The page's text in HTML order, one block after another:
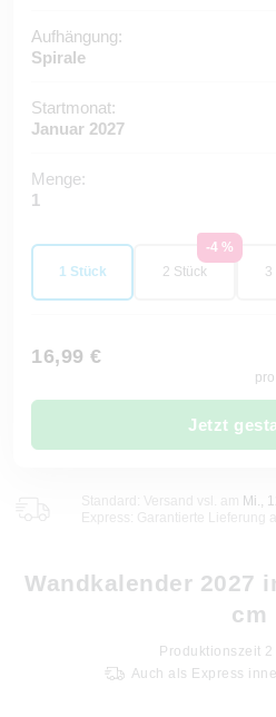
Aufhängung:
Spirale
Startmonat:
Januar 2027
Menge:
1
1 Stück
-4 %
2 Stück
3
16,99 €
Jetzt
Mi.,
Express: Garantierte Lieferung
Wandkalender 2027
cm
Produktionszeit 2
Auch als Express